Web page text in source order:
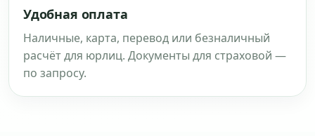
Удобная оплата
Наличные, карта, перевод или безналичный
расчёт для юрлиц. Документы для страховой —
по запросу.